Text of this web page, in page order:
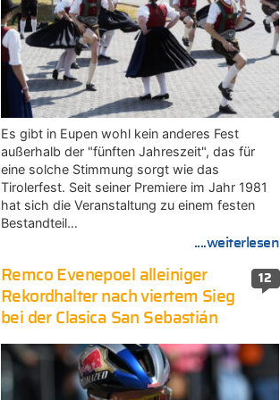
Es gibt in Eupen wohl kein anderes Fest
außerhalb der "fünften Jahreszeit", das für
eine solche Stimmung sorgt wie das
Tirolerfest. Seit seiner Premiere im Jahr 1981
hat sich die Veranstaltung zu einem festen
Bestandteil…
....weiterlesen
12
Remco Evenepoel alleiniger
Rekordhalter nach viertem Sieg
bei der Clasica San Sebastián